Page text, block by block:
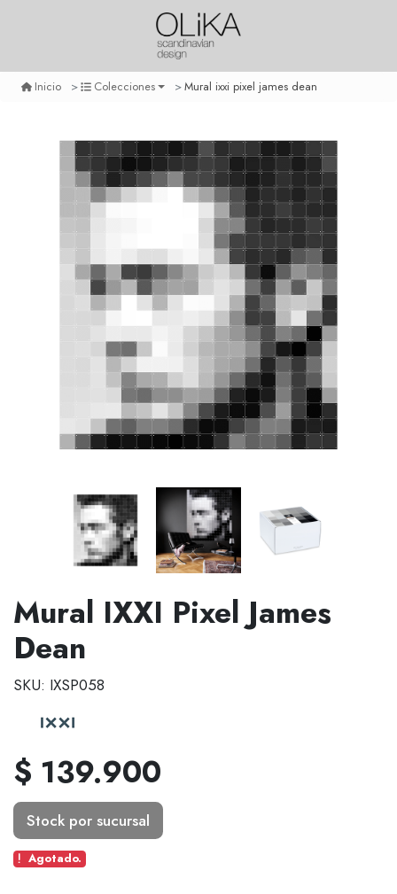
Inicio Colecciones Mural ixxi pixel james dean
Mural IXXI Pixel James
Dean
SKU: IXSP058
$ 139.900
Stock por sucursal
Agotado.